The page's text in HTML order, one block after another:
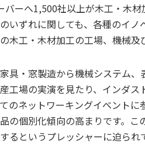
バーへ1,500社以上が木工・木
いずれに関しても、各種のイ
木工・木材加工の工場、機械及
具・窓製造から機械システム、
工場の実演を見たり、インダ
のネットワーキングイベント
の個別化傾向の高まりです。
るというプレッシャーに迫ら